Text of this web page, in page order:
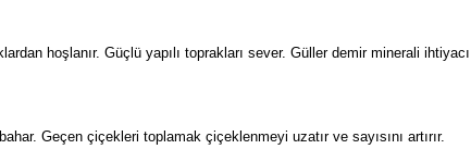
hoşlanır. Güçlü yapılı toprakları sever. Güller demir minerali
Geçen çiçekleri toplamak çiçeklenmeyi uzatır ve sayısını artırır.